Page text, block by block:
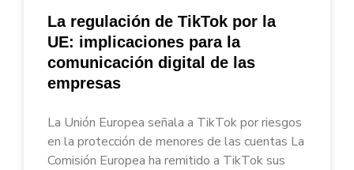
La regulación de TikTok por la
UE: implicaciones para la
comunicación digital de las
empresas
La Unión Europea señala a TikTok por riesgos
en la protección de menores de las cuentas La
Comisión Europea ha remitido a TikTok sus